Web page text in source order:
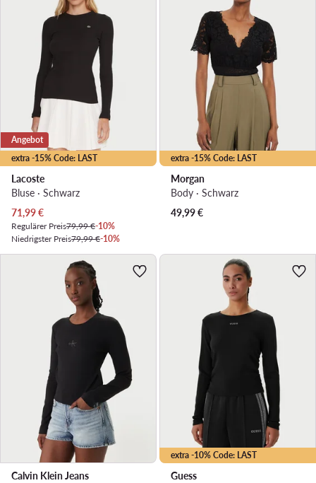
extra -15% Code: LAST
Angebot
Lacoste
Bluse · Schwarz
Aktueller Preis
71,99€
Regulärer Preis79,99 €-10%
Niedrigster Preis79,99 €-10%
extra -15% Code: LAST
Morgan
Body · Schwarz
49,99€
Calvin Klein Jeans
extra -10% Code: LAST
Guess